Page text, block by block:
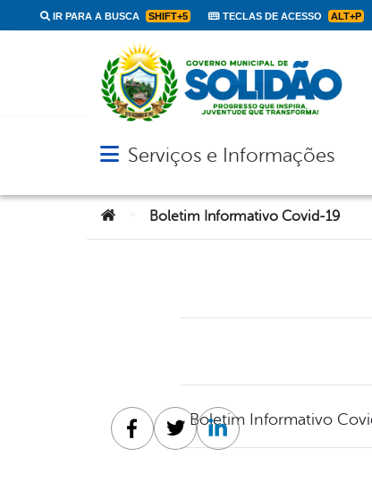
IR PARA A BUSCA SHIFT+5 TECLAS DE ACESSO ALT+P
Abrir menu principal de navegação
Serviços e Informações
Você está aqui:Boletim Informativo Covid-19
Boletim Informativo
Facebook
TwitterLinkedin